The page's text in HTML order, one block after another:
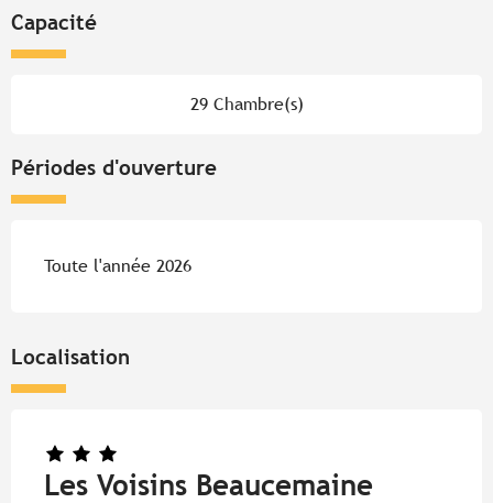
Capacité
29 Chambre(s)
Périodes d'ouverture
Toute l'année 2026
Localisation
Les Voisins Beaucemaine